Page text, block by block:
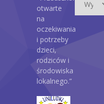
otwarte
na
oczekiwania
i potrzeby
dzieci,
rodziców i
środowiska
lokalnego.”